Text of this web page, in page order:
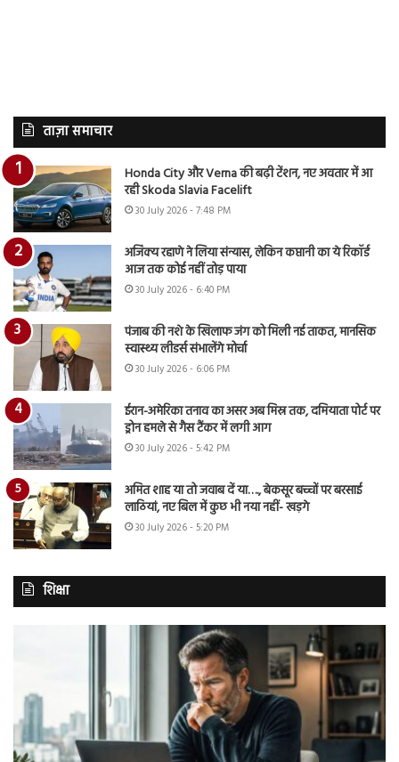
ताज़ा समाचार
Honda City और Verna की बढ़ी टेंशन, नए अवतार में आ
रही Skoda Slavia Facelift
30 July 2026 - 7:48 PM
अजिंक्य रहाणे ने लिया संन्यास, लेकिन कप्तानी का ये रिकॉर्ड
आज तक कोई नहीं तोड़ पाया
30 July 2026 - 6:40 PM
पंजाब की नशे के खिलाफ जंग को मिली नई ताकत, मानसिक
स्वास्थ्य लीडर्स संभालेंगे मोर्चा
30 July 2026 - 6:06 PM
ईरान-अमेरिका तनाव का असर अब मिस्र तक, दमियाता पोर्ट पर
ड्रोन हमले से गैस टैंकर में लगी आग
30 July 2026 - 5:42 PM
अमित शाह या तो जवाब दें या…., बेकसूर बच्चों पर बरसाई
लाठियां, नए बिल में कुछ भी नया नहीं- खड़गे
30 July 2026 - 5:20 PM
शिक्षा